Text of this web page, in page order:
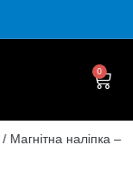
0
/ Магнітна наліпка –